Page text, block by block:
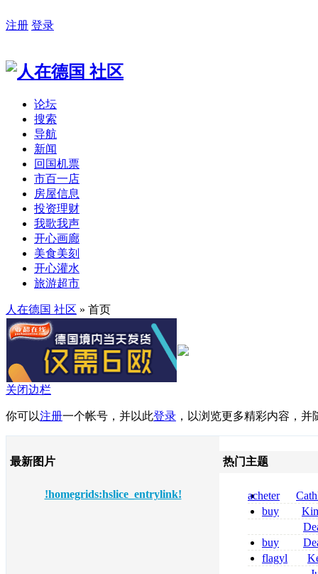
注册 登录
论坛
搜索
导航
新闻
回国机票
市百一店
房屋信息
投资理财
我歌我声
开心画廊
美食美刻
开心灌水
旅游超市
人在德国 社区 » 首页
关闭边栏
你可以注册一个帐号，并以此登录 ，以浏览更多精彩内容，
最新图片
!homegrids:hslice_entrylink!
热门主题
acheter
dapsone site
buy
zolpidem usa
tizanidine
sans
buy
pregabalin
flagyl